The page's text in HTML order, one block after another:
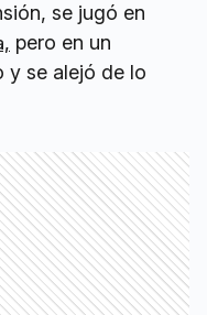
se jugó en
pero en un
y se alejó de lo